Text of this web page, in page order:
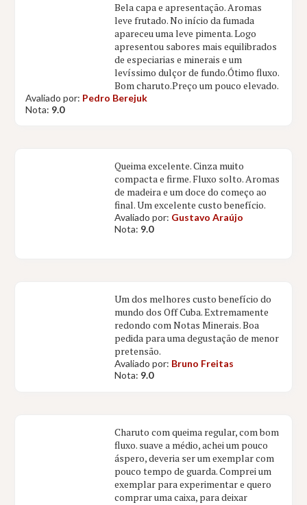
Bela capa e apresentação. Aromas
leve frutado. No início da fumada
apareceu uma leve pimenta. Logo
apresentou sabores mais equilibrados
de especiarias e minerais e um
levíssimo dulçor de fundo.Ótimo fluxo.
Bom charuto.Preço um pouco elevado.
Avaliado por: Pedro Berejuk
Nota: 9.0
Queima excelente. Cinza muito
compacta e firme. Fluxo solto. Aromas
de madeira e um doce do começo ao
final. Um excelente custo benefício.
Avaliado por: Gustavo Araújo
Nota: 9.0
Um dos melhores custo benefício do
mundo dos Off Cuba. Extremamente
redondo com Notas Minerais. Boa
pedida para uma degustação de menor
pretensão.
Avaliado por: Bruno Freitas
Nota: 9.0
Charuto com queima regular, com bom
fluxo. suave a médio, achei um pouco
áspero, deveria ser um exemplar com
pouco tempo de guarda. Comprei um
exemplar para experimentar e quero
comprar uma caixa, para deixar